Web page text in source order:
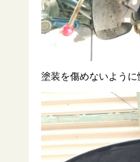
塗装を傷めないように